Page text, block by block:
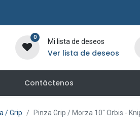
0
Mi lista de deseos
Ver lista de deseos
Contáctenos
/ Grip Pinza Grip / Morza 10" Orbis -